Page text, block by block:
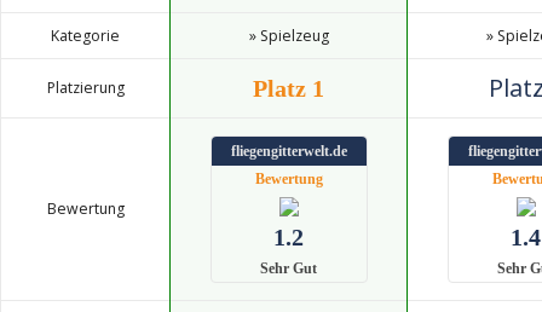
Kategorie » Spielzeug »
Platzierung Platz 1
Bewertung
fliegengitterwelt.de
Bewertung
1.2
Sehr Gut
1.4
Sehr